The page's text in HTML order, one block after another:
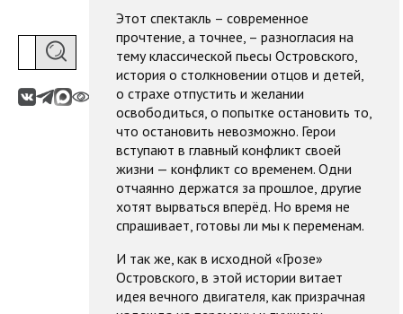
Этот спектакль – современное
прочтение, а точнее, – разногласия на
тему классической пьесы Островского,
история о столкновении отцов и детей,
о страхе отпустить и желании
освободиться, о попытке остановить то,
что остановить невозможно. Герои
вступают в главный конфликт своей
жизни — конфликт со временем. Одни
отчаянно держатся за прошлое, другие
хотят вырваться вперёд. Но время не
спрашивает, готовы ли мы к переменам.
И так же, как в исходной «Грозе»
Островского, в этой истории витает
идея вечного двигателя, как призрачная